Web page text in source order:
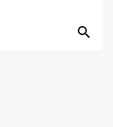
search